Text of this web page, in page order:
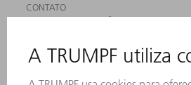
CONTATO
ASSINATURA DA NEWSLETTER
MYTRUMPF
FICHAS DE DADOS DE SEGURANÇA